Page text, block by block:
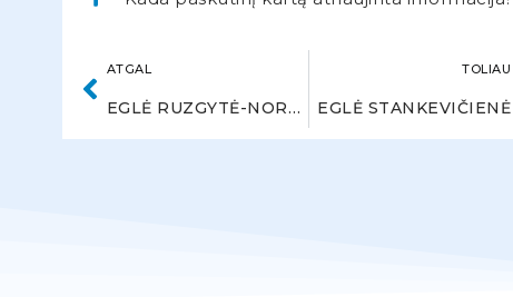
ATGAL
EGLĖ RUZGYTĖ-NORVYDĖ
TOLIAU
EGLĖ STANKEVIČIENĖ